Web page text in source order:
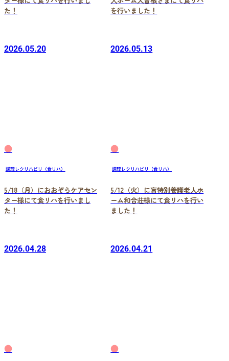
た！
を行いました！
2026.05.20
●
調理レクリハビリ（食リハ）
5/18（月）におおぞらケアセン
ター様にて食リハを行いまし
た！
2026.05.13
●
調理レクリハビリ（食リハ）
5/12（火）に盲特別養護老人ホ
ーム和合荘様にて食リハを行い
ました！
2026.04.28
●
2026.04.21
●